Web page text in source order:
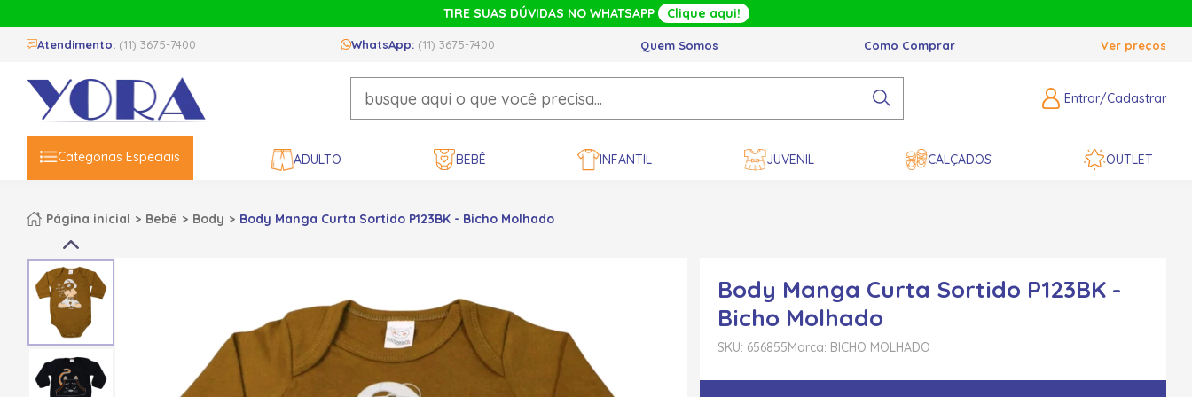
TIRE SUAS DÚVIDAS NO WHATSAPP Clique aqui!
Atendimento: (11) 3675-7400 WhatsApp: (11) 3675-7400 Quem Somos Como Comprar Ver preços
Entrar/Cadastrar
Categorias Especiais ADULTO BEBÊ INFANTIL JUVENIL CALÇADOS OUTLET
Página inicial Bebê Body Body Manga Curta Sortido P123BK - Bicho Molhado
Body Manga Curta Sortido P123BK -
Bicho Molhado
SKU: 656855Marca: BICHO MOLHADO